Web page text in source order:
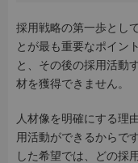
採用戦略の第一歩とし
とが最も重要なポイン
と、その後の採用活動
材を獲得できません。
人材像を明確にする理
用活動ができるからで
した希望では、どの採